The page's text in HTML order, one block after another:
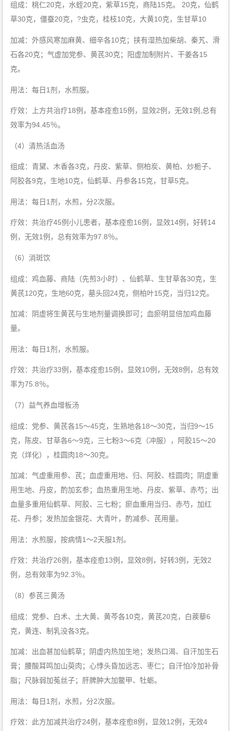
组成：桃仁20克，水蛭20克，紫草15克，商陆15克。 20克，仙鹤
草30克，僵蚕20克，?虫克，桂枝10克，大黄10克，生甘草10
加减：外感风寒加麻黄、细辛各10克；挟有湿热加柴胡、秦艽、滑
石各20克；气虚加党参、黄芪30克；阳虚加制附片、干姜各15
克。
用法：每日1剂，水煎服。
疗效：上方共治疗18例，基本痊愈15例，显效2例，无效1例,总有
效率为94.45％。
（4）清热活血汤
组成：青黛、木香各3克，丹皮、紫草、侧柏炭、黄柏、炒栀子、
阿胶各9克，生地10克，仙鹤草、丹参各15克，甘草5克。
用法：每日1剂，水煎，分2次服。
疗效：共治疗45例小儿患者，基本痊愈16例，显效14例，好转14
例，无效1例，总有效率为97.8％。
（6）消斑饮
组成：鸡血藤、商陆（先煎3小时）、仙鹤草、生甘草各30克，生
黄芪120克，生地60克，墓头回24克，侧柏叶15克，当归12克。
加减：阴虚将生黄芪与生地剂量调换即可；血瘀明显倍加鸡血藤
量。
用法：每日1剂，水煎服。
疗效：共治疗33例，基本痊愈15例，显效10例，无效8例，总有效
率为75.8％。
（7）益气养血增板汤
组成：党参、黄芪各15～45克，生熟地各18～30克，当归9～15
克，陈皮、甘草各6～9克，三七粉3～6克（冲服），阿胶15～20
克（烊化），桂圆肉18～30克。
加减：气虚重用参、芪；血虚重用地、归、阿胶、桂圆肉；阴虚重
用生地、丹皮，酌加玄参；血热重用生地、丹皮、紫草、赤芍；出
血量多重用仙鹤草、阿胶、三七粉；瘀血重用当归、赤芍，加红
花、丹参；发热加金银花、大青叶，酌减参、芪用量。
用法：水煎服，按病情1～2天服1剂。
疗效：共治疗26例，基本痊愈13例，显效8例，好转3例，无效2
例，总有效率为92.3％。
（8）参芪三黄汤
组成：党参、白术、土大黄、黄芩各10克，黄芪20克，白蒺藜6
克，黄连、制乳没各3克。
加减：出血甚加仙鹤草；阴虚内热加生地；发热口渴、自汗加生石
膏；腰酸耳鸣加山萸肉；心悸头昏加远志、枣仁；自汗怕冷加补骨
脂；尺脉弱加菟丝子；肝脾肿大加鳖甲、牡蛎。
用法：每日1剂，水煎，分2次服。
疗效：此方加减共治疗24例，基本痊愈8例，显效12例，无效4